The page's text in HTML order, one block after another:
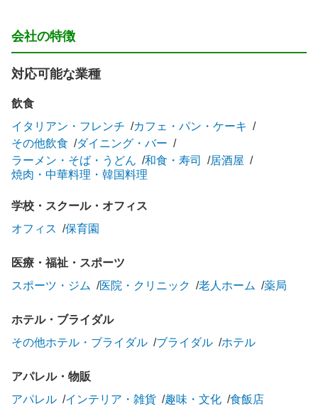
会社の特徴
対応可能な業種
飲食
イタリアン・フレンチ
カフェ・パン・ケーキ
その他飲食
ダイニング・バー
ラーメン・そば・うどん
和食・寿司
居酒屋
焼肉・中華料理・韓国料理
学校・スクール・オフィス
オフィス
保育園
医療・福祉・スポーツ
スポーツ・ジム
医院・クリニック 老人ホーム 薬局
ホテル・ブライダル
その他ホテル・ブライダル
ブライダル ホテル
アパレル・物販
アパレル
インテリア・雑貨 趣味・文化 食飯店